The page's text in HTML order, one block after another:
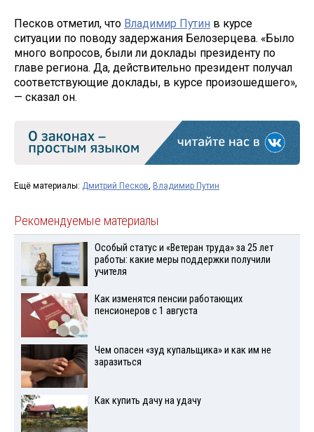
Песков отметил, что Владимир Путин в курсе
ситуации по поводу задержания Белозерцева. «Было
много вопросов, были ли доклады президенту по
главе региона. Да, действительно президент получал
соответствующие доклады, в курсе произошедшего»,
— сказал он.
Ещё материалы: Дмитрий Песков, Владимир Путин
Рекомендуемые материалы
Особый статус и «Ветеран труда» за 25 лет
работы: какие меры поддержки получили
учителя
Как изменятся пенсии работающих
пенсионеров с 1 августа
Чем опасен «зуд купальщика» и как им не
заразиться
Как купить дачу на удачу